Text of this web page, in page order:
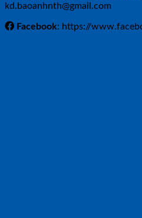
kd.baoanhnth@gmail.com
Facebook: https://